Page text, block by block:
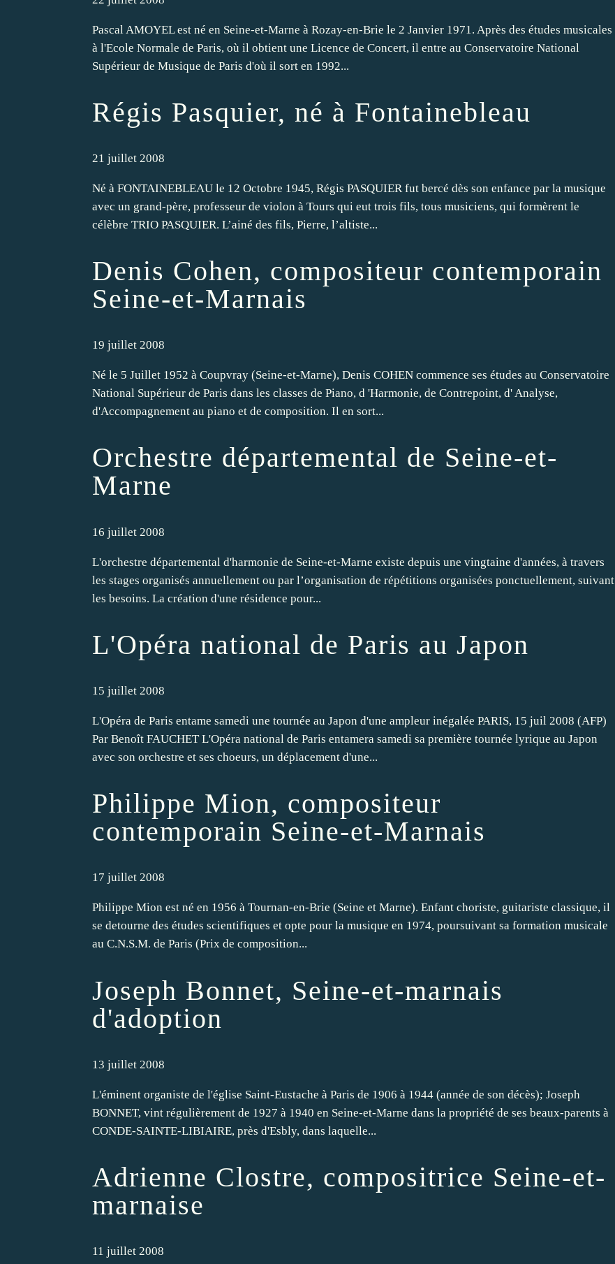
Pascal AMOYEL est né en Seine-et-Marne à Rozay-en-Brie le 2 Janvier 1971. Après des études musicales
à l'Ecole Normale de Paris, où il obtient une Licence de Concert, il entre au Conservatoire National
Supérieur de Musique de Paris d'où il sort en 1992...
Régis Pasquier, né à Fontainebleau
21 juillet 2008
Né à FONTAINEBLEAU le 12 Octobre 1945, Régis PASQUIER fut bercé dès son enfance par la musique
avec un grand-père, professeur de violon à Tours qui eut trois fils, tous musiciens, qui formèrent le
célèbre TRIO PASQUIER. L’ainé des fils, Pierre, l’altiste...
Denis Cohen, compositeur contemporain
Seine-et-Marnais
19 juillet 2008
Né le 5 Juillet 1952 à Coupvray (Seine-et-Marne), Denis COHEN commence ses études au Conservatoire
National Supérieur de Paris dans les classes de Piano, d 'Harmonie, de Contrepoint, d' Analyse,
d'Accompagnement au piano et de composition. Il en sort...
Orchestre départemental de Seine-et-
Marne
16 juillet 2008
L'orchestre départemental d'harmonie de Seine-et-Marne existe depuis une vingtaine d'années, à travers
les stages organisés annuellement ou par l’organisation de répétitions organisées ponctuellement, suivant
les besoins. La création d'une résidence pour...
L'Opéra national de Paris au Japon
15 juillet 2008
L'Opéra de Paris entame samedi une tournée au Japon d'une ampleur inégalée PARIS, 15 juil 2008 (AFP)
Par Benoît FAUCHET L'Opéra national de Paris entamera samedi sa première tournée lyrique au Japon
avec son orchestre et ses choeurs, un déplacement d'une...
Philippe Mion, compositeur
contemporain Seine-et-Marnais
17 juillet 2008
Philippe Mion est né en 1956 à Tournan-en-Brie (Seine et Marne). Enfant choriste, guitariste classique, il
se detourne des études scientifiques et opte pour la musique en 1974, poursuivant sa formation musicale
au C.N.S.M. de Paris (Prix de composition...
Joseph Bonnet, Seine-et-marnais
d'adoption
13 juillet 2008
L'éminent organiste de l'église Saint-Eustache à Paris de 1906 à 1944 (année de son décès); Joseph
BONNET, vint régulièrement de 1927 à 1940 en Seine-et-Marne dans la propriété de ses beaux-parents à
CONDE-SAINTE-LIBIAIRE, près d'Esbly, dans laquelle...
Adrienne Clostre, compositrice Seine-et-
marnaise
11 juillet 2008